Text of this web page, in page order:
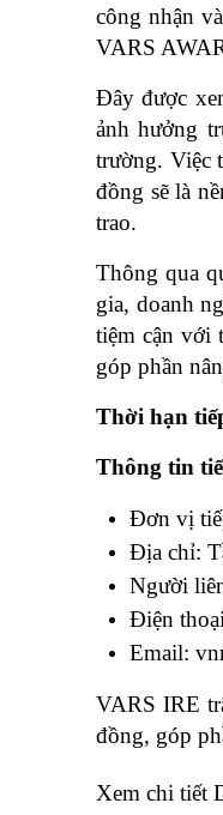
công nhận
VARS
Đây được
ảnh hưởng
trường. Việc
đồng sẽ là
trao.
Thông qua
gia, doanh
tiệm cận với
góp phần
Thời hạn
Thông tin
Đơn vị
Địa chỉ:
Người
Điện
Email:
VARS IRE
đồng, góp
Xem chi tiết